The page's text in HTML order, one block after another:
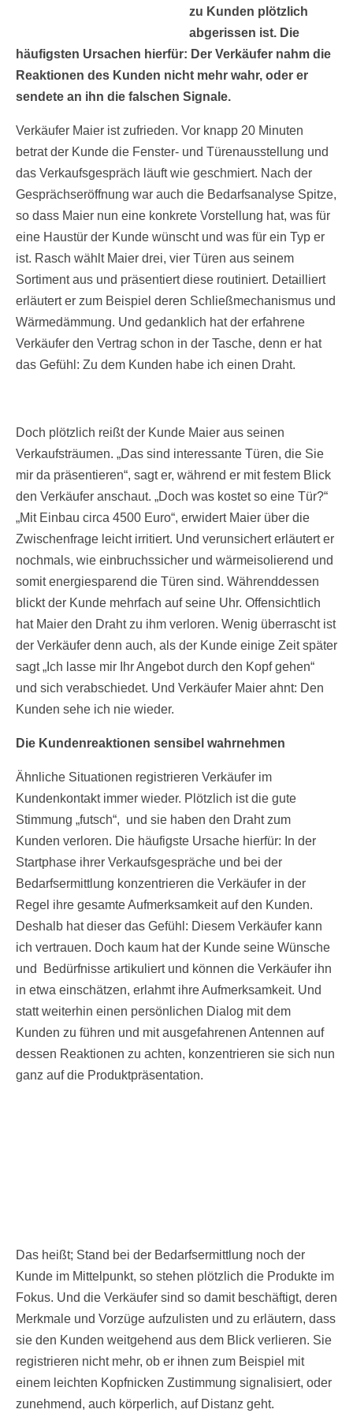
zu Kunden plötzlich
abgerissen ist. Die
häufigsten Ursachen hierfür: Der Verkäufer nahm die
Reaktionen des Kunden nicht mehr wahr, oder er
sendete an ihn die falschen Signale.
Verkäufer Maier ist zufrieden. Vor knapp 20 Minuten
betrat der Kunde die Fenster- und Türenausstellung und
das Verkaufsgespräch läuft wie geschmiert. Nach der
Gesprächseröffnung war auch die Bedarfsanalyse Spitze,
so dass Maier nun eine konkrete Vorstellung hat, was für
eine Haustür der Kunde wünscht und was für ein Typ er
ist. Rasch wählt Maier drei, vier Türen aus seinem
Sortiment aus und präsentiert diese routiniert. Detailliert
erläutert er zum Beispiel deren Schließmechanismus und
Wärmedämmung. Und gedanklich hat der erfahrene
Verkäufer den Vertrag schon in der Tasche, denn er hat
das Gefühl: Zu dem Kunden habe ich einen Draht.
Doch plötzlich reißt der Kunde Maier aus seinen
Verkaufsträumen. „Das sind interessante Türen, die Sie
mir da präsentieren“, sagt er, während er mit festem Blick
den Verkäufer anschaut. „Doch was kostet so eine Tür?“
„Mit Einbau circa 4500 Euro“, erwidert Maier über die
Zwischenfrage leicht irritiert. Und verunsichert erläutert er
nochmals, wie einbruchssicher und wärmeisolierend und
somit energiesparend die Türen sind. Währenddessen
blickt der Kunde mehrfach auf seine Uhr. Offensichtlich
hat Maier den Draht zu ihm verloren. Wenig überrascht ist
der Verkäufer denn auch, als der Kunde einige Zeit später
sagt „Ich lasse mir Ihr Angebot durch den Kopf gehen“
und sich verabschiedet. Und Verkäufer Maier ahnt: Den
Kunden sehe ich nie wieder.
Die Kundenreaktionen sensibel wahrnehmen
Ähnliche Situationen registrieren Verkäufer im
Kundenkontakt immer wieder. Plötzlich ist die gute
Stimmung „futsch“, und sie haben den Draht zum
Kunden verloren. Die häufigste Ursache hierfür: In der
Startphase ihrer Verkaufsgespräche und bei der
Bedarfsermittlung konzentrieren die Verkäufer in der
Regel ihre gesamte Aufmerksamkeit auf den Kunden.
Deshalb hat dieser das Gefühl: Diesem Verkäufer kann
ich vertrauen. Doch kaum hat der Kunde seine Wünsche
und Bedürfnisse artikuliert und können die Verkäufer ihn
in etwa einschätzen, erlahmt ihre Aufmerksamkeit. Und
statt weiterhin einen persönlichen Dialog mit dem
Kunden zu führen und mit ausgefahrenen Antennen auf
dessen Reaktionen zu achten, konzentrieren sie sich nun
ganz auf die Produktpräsentation.
Das heißt; Stand bei der Bedarfsermittlung noch der
Kunde im Mittelpunkt, so stehen plötzlich die Produkte im
Fokus. Und die Verkäufer sind so damit beschäftigt, deren
Merkmale und Vorzüge aufzulisten und zu erläutern, dass
sie den Kunden weitgehend aus dem Blick verlieren. Sie
registrieren nicht mehr, ob er ihnen zum Beispiel mit
einem leichten Kopfnicken Zustimmung signalisiert, oder
zunehmend, auch körperlich, auf Distanz geht.